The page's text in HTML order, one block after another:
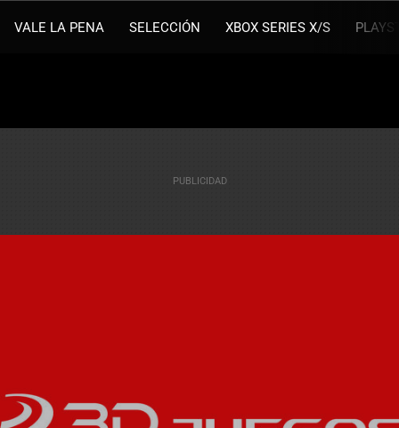
VALE LA PENA SELECCIÓN XBOX SERIES X/S